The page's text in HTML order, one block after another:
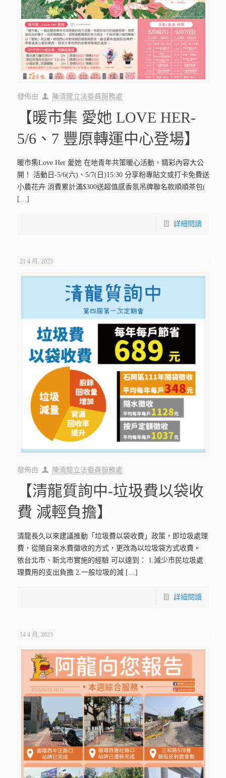
發佈由 陳清龍立法委員服務處
【暖市集 愛她 LOVE HER-
5/6、7 豐原轉運中心登場】
暖市集Love Her 愛她 在地青年共策暖心活動，精彩內容大公
開！ 活動日-5/6(六)、5/7(日)15:30 分享粉專貼文或打卡免費送
小農花卉 消費累計滿$300送超值感香氛吊牌聯名款順順茶包(
[…]
詳細閱讀
21 4 月, 2023
發佈由 陳清龍立法委員服務處
【清龍質詢中-垃圾費以袋收
費 減輕負擔】
清龍長久以來建議推動「垃圾費以袋收費」政策，即垃圾處理
費，從隨自來水費徵收的方式，更改為以垃圾袋方式收費。
依台北市、新北市實施的經驗 可以達到： 1.減少市民垃圾處
理費用的支出負擔 2.一般垃圾的減[…]
詳細閱讀
14 4 月, 2023